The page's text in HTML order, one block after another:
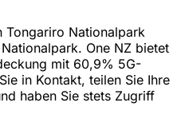
Tongariro Nationalpark
One NZ bietet
mit 60,9% 5G-
in Kontakt, teilen Sie Ihre
haben Sie stets Zugriff